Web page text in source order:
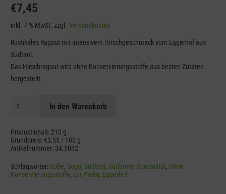
€7,45
inkl. 7 % MwSt. zzgl. Versandkosten
Rustikales Ragout mit intensivem Hirschgeschmack vom Eggerhof aus
Südtirol.
Das Hirschragout wird ohne Konservierungsstoffe aus besten Zutaten
hergestellt.
Hirsch
In den Warenkorb
Produktinhalt: 210 g
Grundpreis: €3,55 / 100 g
Artikelnummer: 34.5032
Schlagwörter: Soße, Sugo, Südtirol , Südtiroler Spezialität, ohne
Konservierungsstoffe, zur Pasta, Eggerhof